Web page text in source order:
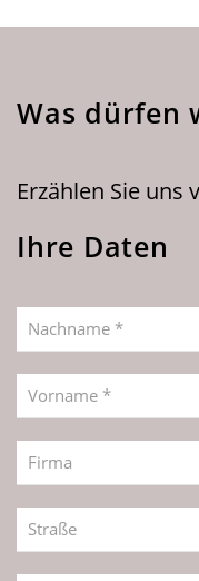
Was dürfen
Erzählen Sie uns
Ihre Daten
Nachname *
Vorname *
Firma
Straße